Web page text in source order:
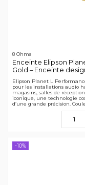
8 Ohms
Enceinte Elipson
Gold – Enceinte
Elipson Planet L
pour les installations audio
magasins, salles de
iconique, une technologie
d’une grande précision.
-10%